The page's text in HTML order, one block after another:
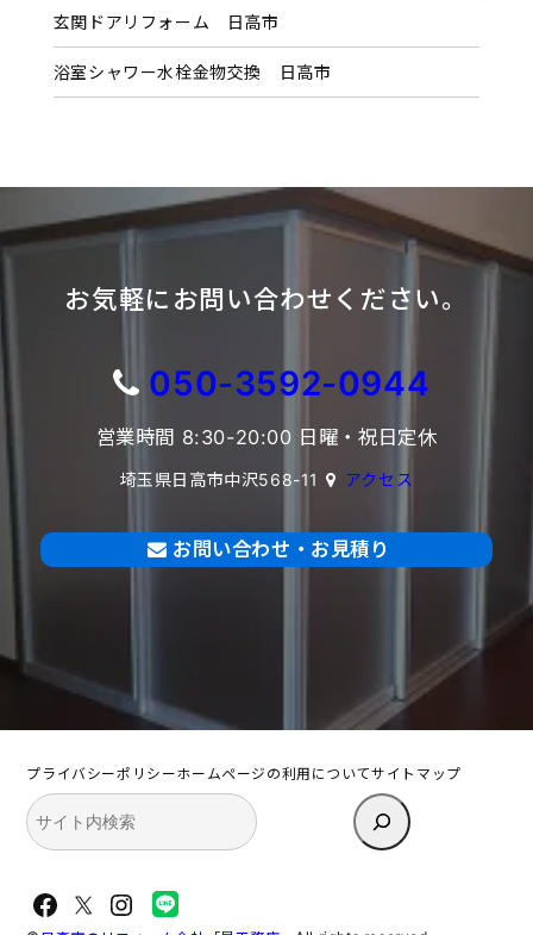
玄関ドアリフォーム 日高市
浴室シャワー水栓金物交換 日高市
お気軽にお問い合わせください。
050-3592-0944
営業時間 8:30-20:00 日曜・祝日定休
埼玉県日高市中沢568-11 アクセス
お問い合わせ・お見積り
プライバシーポリシーホームページの利用についてサイトマップ
検
索
Facebook
X Instagram